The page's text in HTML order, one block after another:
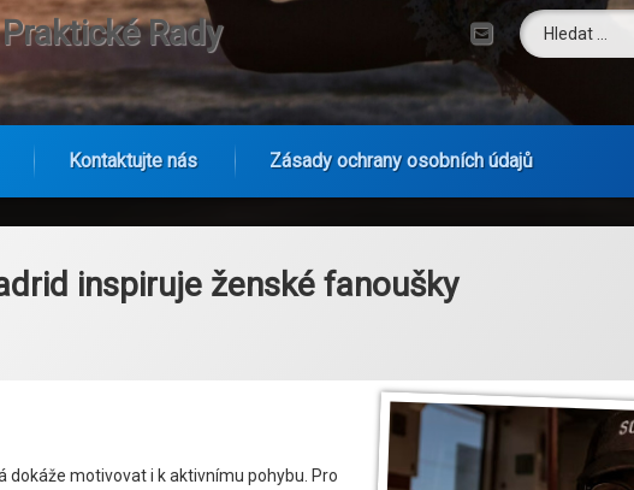
Rady Tel: E-mail
Vyhledávání
Kontaktujte nás Zásady ochrany osobních údajů
inspiruje ženské fanoušky
dokáže motivovat i k aktivnímu pohybu. Pro